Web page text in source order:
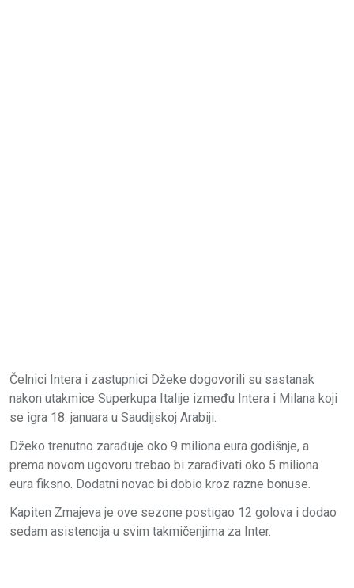
Čelnici Intera i zastupnici Džeke dogovorili su sastanak
nakon utakmice Superkupa Italije između Intera i Milana koji
se igra 18. januara u Saudijskoj Arabiji.
Džeko trenutno zarađuje oko 9 miliona eura godišnje, a
prema novom ugovoru trebao bi zarađivati oko 5 miliona
eura fiksno. Dodatni novac bi dobio kroz razne bonuse.
Kapiten Zmajeva je ove sezone postigao 12 golova i dodao
sedam asistencija u svim takmičenjima za Inter.